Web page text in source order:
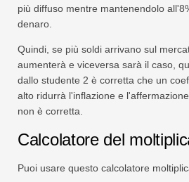
più diffuso mentre mantenendolo
denaro.
Quindi, se più soldi arrivano sul
aumenterà e viceversa sarà il caso,
dallo studente 2 è corretta che un
alto ridurrà l'inflazione e
non è corretta.
Calcolatore del
Puoi usare questo calcolatore